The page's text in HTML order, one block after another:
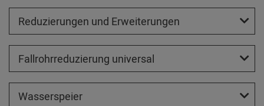
Reduzierungen und Erweiterungen
Fallrohrreduzierung universal
Wasserspeier